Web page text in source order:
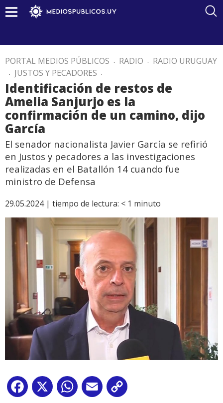
PORTAL MEDIOS PÚBLICOS . RADIO . RADIO URUGUAY
. JUSTOS Y PECADORES .
Identificación de restos de
Amelia Sanjurjo es la
confirmación de un camino, dijo
García
El senador nacionalista Javier García se refirió
en Justos y pecadores a las investigaciones
realizadas en el Batallón 14 cuando fue
ministro de Defensa
29.05.2024 | tiempo de lectura: < 1 minuto
Facebook
X WhatsApp
Email